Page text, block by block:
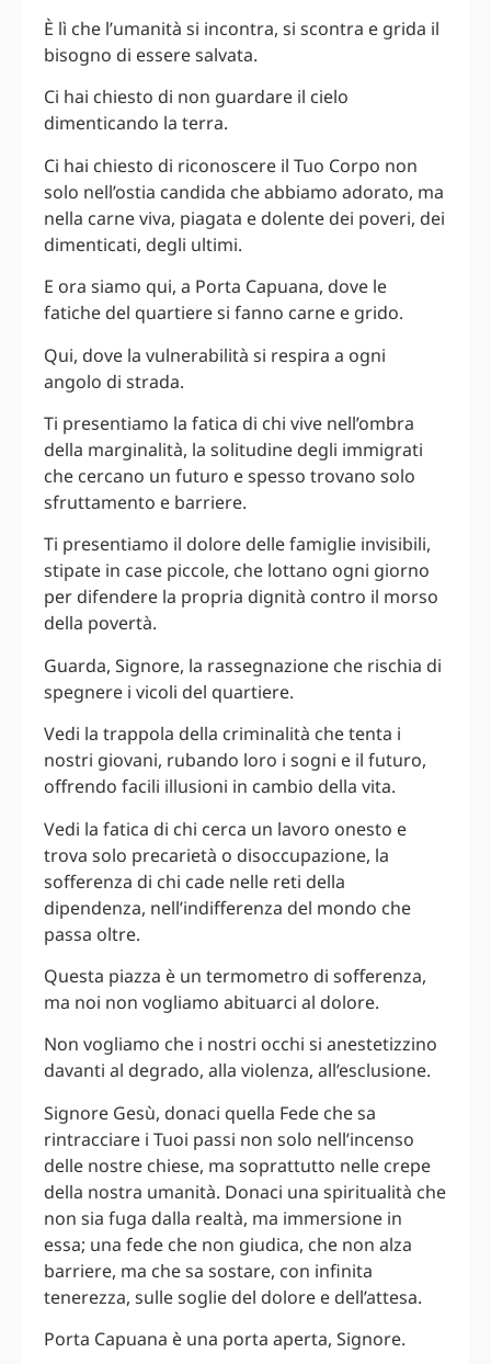
È lì che l’umanità si incontra, si scontra e grida il
bisogno di essere salvata.
Ci hai chiesto di non guardare il cielo
dimenticando la terra.
Ci hai chiesto di riconoscere il Tuo Corpo non
solo nell’ostia candida che abbiamo adorato, ma
nella carne viva, piagata e dolente dei poveri, dei
dimenticati, degli ultimi.
E ora siamo qui, a Porta Capuana, dove le
fatiche del quartiere si fanno carne e grido.
Qui, dove la vulnerabilità si respira a ogni
angolo di strada.
Ti presentiamo la fatica di chi vive nell’ombra
della marginalità, la solitudine degli immigrati
che cercano un futuro e spesso trovano solo
sfruttamento e barriere.
Ti presentiamo il dolore delle famiglie invisibili,
stipate in case piccole, che lottano ogni giorno
per difendere la propria dignità contro il morso
della povertà.
Guarda, Signore, la rassegnazione che rischia di
spegnere i vicoli del quartiere.
Vedi la trappola della criminalità che tenta i
nostri giovani, rubando loro i sogni e il futuro,
offrendo facili illusioni in cambio della vita.
Vedi la fatica di chi cerca un lavoro onesto e
trova solo precarietà o disoccupazione, la
sofferenza di chi cade nelle reti della
dipendenza, nell’indifferenza del mondo che
passa oltre.
Questa piazza è un termometro di sofferenza,
ma noi non vogliamo abituarci al dolore.
Non vogliamo che i nostri occhi si anestetizzino
davanti al degrado, alla violenza, all’esclusione.
Signore Gesù, donaci quella Fede che sa
rintracciare i Tuoi passi non solo nell’incenso
delle nostre chiese, ma soprattutto nelle crepe
della nostra umanità. Donaci una spiritualità che
non sia fuga dalla realtà, ma immersione in
essa; una fede che non giudica, che non alza
barriere, ma che sa sostare, con infinita
tenerezza, sulle soglie del dolore e dell’attesa.
Porta Capuana è una porta aperta, Signore.